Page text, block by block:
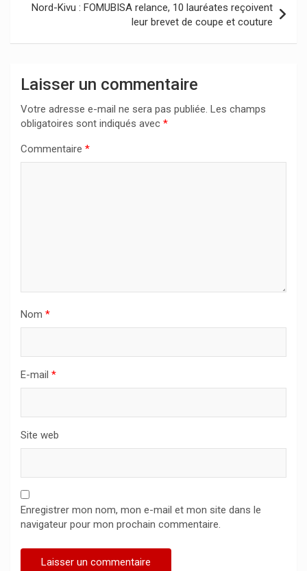
Nord-Kivu : FOMUBISA relance, 10 lauréates reçoivent
leur brevet de coupe et couture
Laisser un commentaire
Votre adresse e-mail ne sera pas publiée. Les champs
obligatoires sont indiqués avec *
Commentaire *
Nom *
E-mail *
Site web
Enregistrer mon nom, mon e-mail et mon site dans le
navigateur pour mon prochain commentaire.